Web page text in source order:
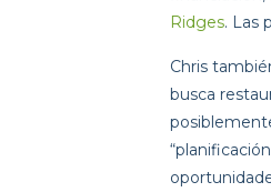
Ridges. Las
Chris
busca